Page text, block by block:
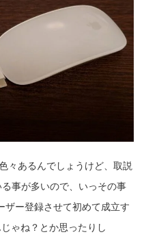
々あるんでしょうけど、取説
事が多いので、いっその事
ザー登録させて初めて成立す
ゃね？とか思ったりし